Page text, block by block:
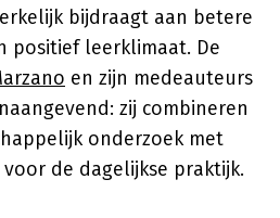
bijdraagt aan betere
positief leerklimaat. De
en zijn medeauteurs
zij combineren
onderzoek met
de dagelijkse praktijk.